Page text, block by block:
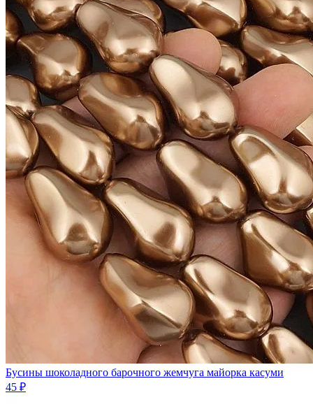
Бусины шоколадного барочного жемчуга майорка касуми
45 ₽